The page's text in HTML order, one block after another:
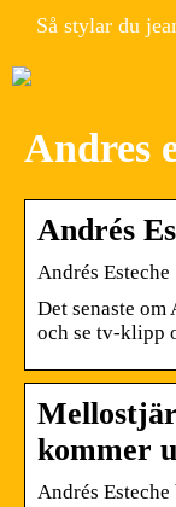
Så stylar du
Andres
Andrés
Andrés Esteche
Det senaste om
och se tv-klipp
kommer
Andrés